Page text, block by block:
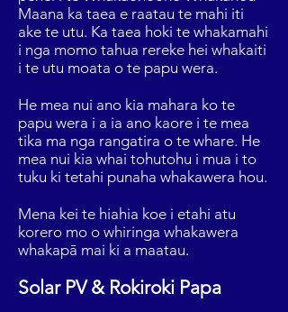
Maana ka taea e raatau te mahi iti
ake te utu. Ka taea hoki te whakamahi
i nga momo tahua rereke hei whakaiti
i te utu moata o te papu wera.
He mea nui ano kia mahara ko te
papu wera i a ia ano kaore i te mea
tika ma nga rangatira o te whare. He
mea nui kia whai tohutohu i mua i to
tuku ki tetahi punaha whakawera hou.
Mena kei te hiahia koe i etahi atu
korero mo o whiringa whakawera
whakapā mai ki a maatau.
Solar PV & Rokiroki Papa